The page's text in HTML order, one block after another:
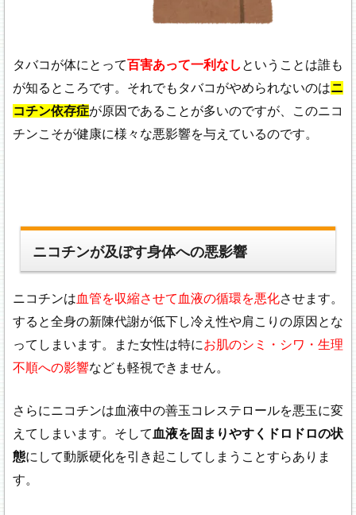
タバコが体にとって百害あって一利なし ということは誰も
が知るところです。それでもタバコがやめられないのはニ
コチン依存症が原因であることが多いのですが、このニコ
チンこそが健康に様々な悪影響を与えているのです。
ニコチンが及ぼす身体への悪影響
ニコチンは血管を収縮させて血液の循環を悪化させます。
すると全身の新陳代謝が低下し冷え性や肩こりの原因とな
ってしまいます。また女性は特にお肌のシミ・シワ・生理
不順への影響なども軽視できません。
さらにニコチンは血液中の善玉コレステロールを悪玉に変
えてしまいます。そして 血液を固まりやすくドロドロの状
態にして動脈硬化を引き起こしてしまうことすらありま
す。